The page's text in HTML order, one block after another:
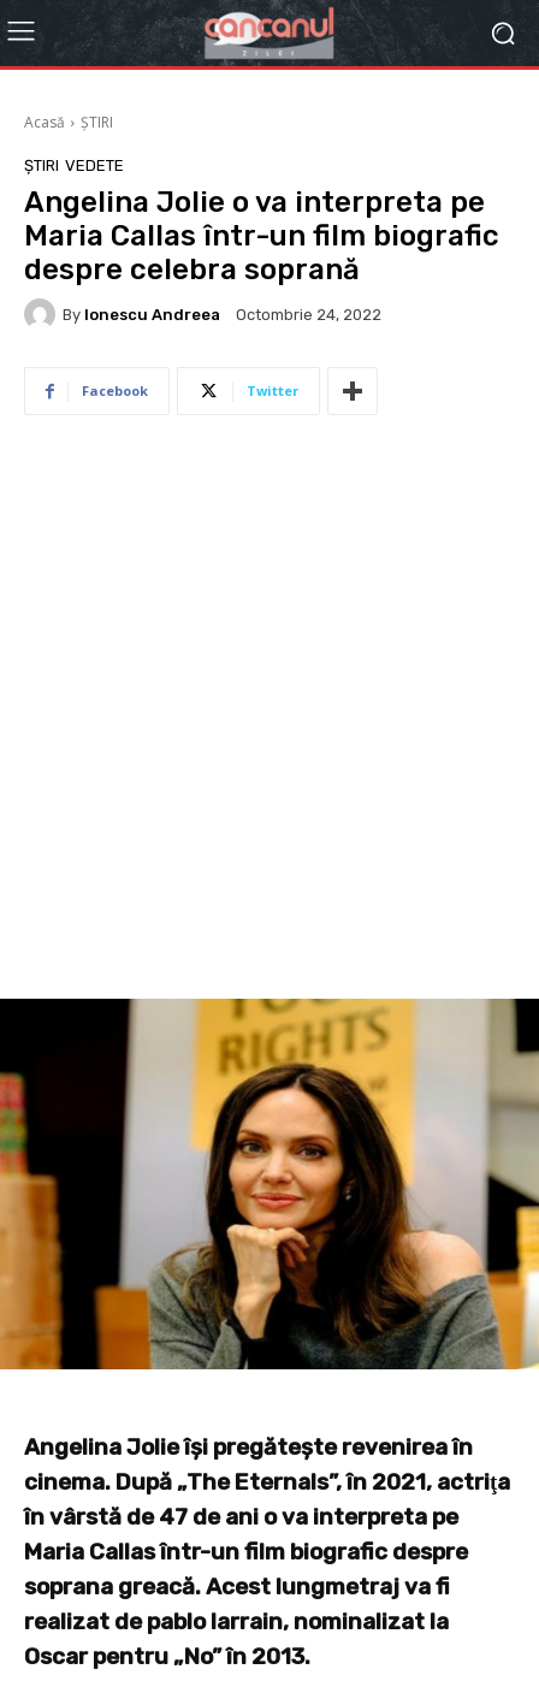
Acasă ȘTIRI
ȘTIRI VEDETE
Angelina Jolie o va interpreta pe
Maria Callas într-un film biografic
despre celebra soprană
By Ionescu Andreea Octombrie 24, 2022
Facebook Twitter
Angelina Jolie îşi pregăteşte revenirea în
cinema. După „The Eternals”, în 2021, actriţa
în vârstă de 47 de ani o va interpreta pe
Maria Callas într-un film biografic despre
soprana greacă. Acest lungmetraj va fi
realizat de pablo larrain, nominalizat la
Oscar pentru „No” în 2013.